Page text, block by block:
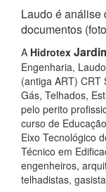
Laudo é análise
documentos
A Hidrotex
Engenharia,
(antiga ART) CRT
Gás, Telhados,
pelo perito
curso de
Eixo Tecnológico
Técnico em
engenheiros,
telhadistas,